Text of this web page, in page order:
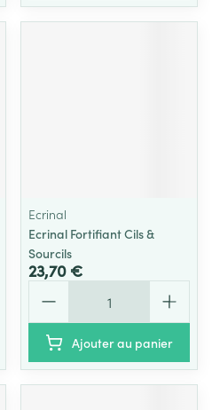
Ecrinal
Ecrinal Fortifiant Cils &
Sourcils
23,70 €
Ajouter au panier